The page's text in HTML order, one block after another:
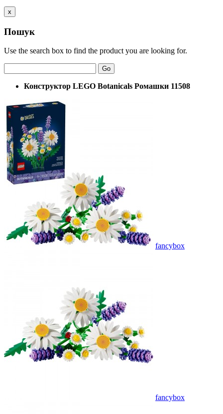
x
Пошук
Use the search box to find the product you are looking for.
Go
Конструктор LEGO Botanicals Ромашки 11508
fancybox
fancybox